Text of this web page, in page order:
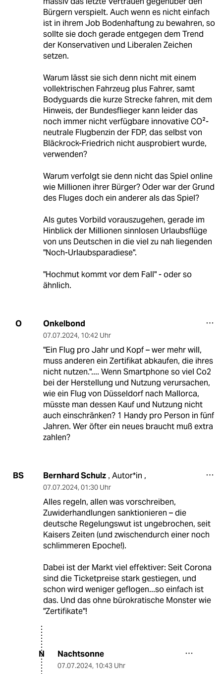
Bürgern verspielt. Auch wenn es nicht einfach
ist in ihrem Job Bodenhaftung zu bewahren, so
sollte sie doch gerade entgegen dem Trend
der Konservativen und Liberalen Zeichen
setzen.
Warum lässt sie sich denn nicht mit einem
vollektrischen Fahrzeug plus Fahrer, samt
Bodyguards die kurze Strecke fahren, mit dem
Hinweis, der Bundesflieger kann leider das
noch immer nicht verfügbare innovative CO²-
neutrale Flugbenzin der FDP, das selbst von
Bläckrock-Friedrich nicht ausprobiert wurde,
verwenden?
Warum verfolgt sie denn nicht das Spiel online
wie Millionen ihrer Bürger? Oder war der Grund
des Fluges doch ein anderer als das Spiel?
Als gutes Vorbild vorauszugehen, gerade im
Hinblick der Millionen sinnlosen Urlaubsflüge
von uns Deutschen in die viel zu nah liegenden
"Noch-Urlaubsparadiese".
"Hochmut kommt vor dem Fall" - oder so
ähnlich.
O Onkelbond
07.07.2024, 10:42 Uhr
"Ein Flug pro Jahr und Kopf – wer mehr will,
muss anderen ein Zertifikat abkaufen, die ihres
nicht nutzen.".... Wenn Smartphone so viel Co2
bei der Herstellung und Nutzung verursachen,
wie ein Flug von Düsseldorf nach Mallorca,
müsste man dessen Kauf und Nutzung nicht
auch einschränken? 1 Handy pro Person in fünf
Jahren. Wer öfter ein neues braucht muß extra
zahlen?
BS Bernhard Schulz, Autor*in ,
07.07.2024, 01:30 Uhr
Alles regeln, allen was vorschreiben,
Zuwiderhandlungen sanktionieren – die
deutsche Regelungswut ist ungebrochen, seit
Kaisers Zeiten (und zwischendurch einer noch
schlimmeren Epoche!).
Dabei ist der Markt viel effektiver: Seit Corona
sind die Ticketpreise stark gestiegen, und
schon wird weniger geflogen...so einfach ist
das. Und das ohne bürokratische Monster wie
"Zertifikate"!
N Nachtsonne
07.07.2024, 10:43 Uhr